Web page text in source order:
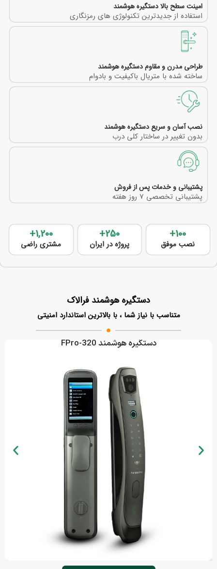
امینت سطح بالا دستگیره هوشمند
استفاده از جدیدترین تکنولوژی های رمزنگاری
طراحی مدرن و مقاوم دستگیره هوشمند
ساخته شده با متریال باکیفیت و بادوام
نصب آسان و سریع دستگیره هوشمند
بدون تغییر در ساختار کلی درب
پشتیبانی و خدمات پس از فروش
پشتیبانی تخصصی 7 روز هفته
نصب موفق
100
+
پروژه در ایران
250
+
مشتری راضی
1,200
+
دستگیره هوشمند فرالاک
متناسب با نیاز شما ، با بالاترین استاندارد امنیتی
مشاهده محصول
دستگیره هوشمند FPro-320